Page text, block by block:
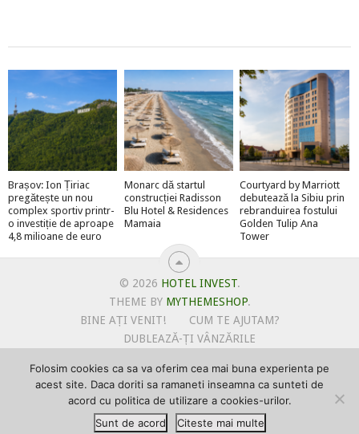
Brașov: Ion Țiriac
pregătește un nou
complex sportiv printr-
o investiție de aproape
4,8 milioane de euro
Monarc dă startul
construcției Radisson
Blu Hotel & Residences
Mamaia
Courtyard by Marriott
debutează la Sibiu prin
rebranduirea fostului
Golden Tulip Ana
Tower
© 2026 HOTEL INVEST.
THEME BY MYTHEMESHOP.
BINE AȚI VENIT!
CUM TE AJUTAM?
DUBLEAZĂ-ȚI VÂNZĂRILE
POLITICA DE UTILIZARE COOKIE-URI
PRIMEȘTI GRATUIT MEGA-CADOURI LA ABONARE
PROMOVEAZĂ-TE PE HOTELINVEST
TERMENI SI CONDITII
Folosim cookies ca sa va oferim cea mai buna experienta pe
acest site. Daca doriti sa ramaneti inseamna ca sunteti de
acord cu politica de utilizare a cookies-urilor.
Sunt de acord
Citeste mai multe